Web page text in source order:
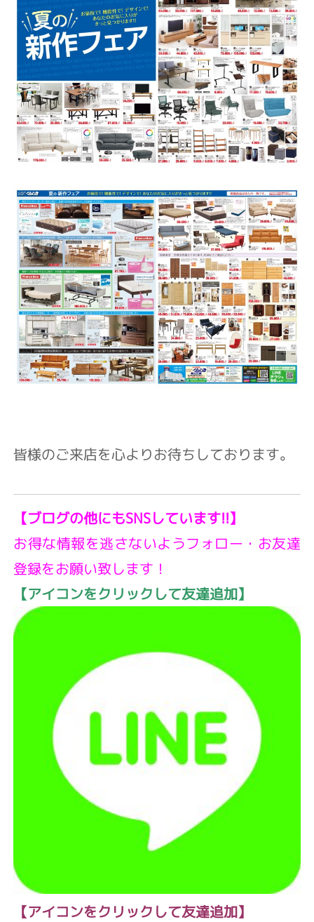
皆様のご来店を心よりお待ちしております。
【ブログの他にもSNSしています!!】
お得な情報を逃さないようフォロー・お友達
登録をお願い致します！
【アイコンをクリックして友達追加】
【アイコンをクリックして友達追加】